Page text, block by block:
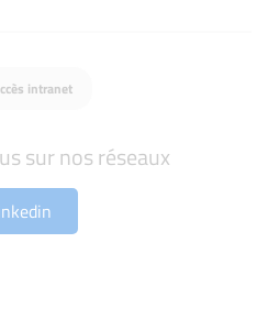
intranet
sur nos réseaux